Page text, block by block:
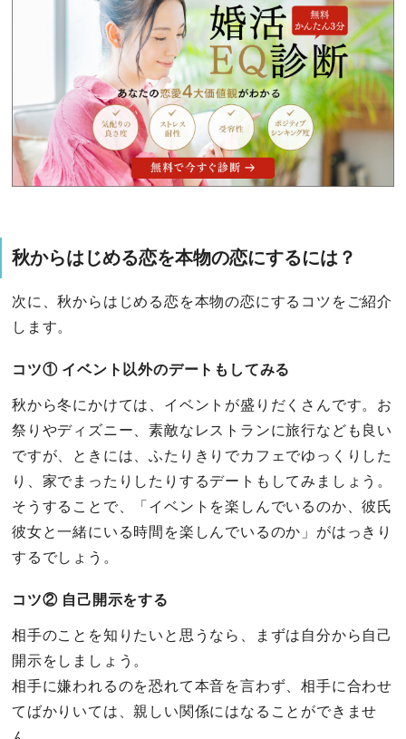
秋からはじめる恋を本物の恋にするには？
次に、秋からはじめる恋を本物の恋にするコツをご紹介
します。
コツ① イベント以外のデートもしてみる
秋から冬にかけては、イベントが盛りだくさんです。お
祭りやディズニー、素敵なレストランに旅行なども良い
ですが、ときには、ふたりきりでカフェでゆっくりした
り、家でまったりしたりするデートもしてみましょう。
そうすることで、「イベントを楽しんでいるのか、彼氏
彼女と一緒にいる時間を楽しんでいるのか」がはっきり
するでしょう。
コツ② 自己開示をする
相手のことを知りたいと思うなら、まずは自分から自己
開示をしましょう。
相手に嫌われるのを恐れて本音を言わず、相手に合わせ
てばかりいては、親しい関係にはなることができませ